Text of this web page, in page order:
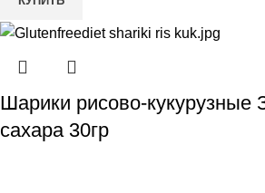
Шарики рисово-кукурузные
сахара 30гр